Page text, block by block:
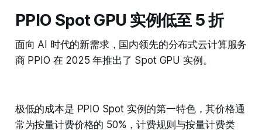
PPIO Spot GPU 实例低至 5 折
面向 AI 时代的新需求，国内领先的分布式云计算服务
商 PPIO 在 2025 年推出了 Spot GPU 实例。
极低的成本是 PPIO Spot 实例的第一特色，其价格通
常为按量计费价格的 50%，计费规则与按量计费类